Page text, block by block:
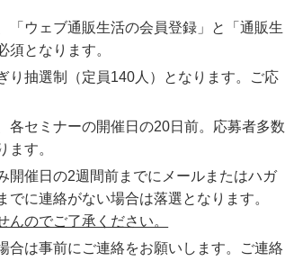
「ウェブ通販生活の会員登録」と「通販生
須となります。
り抽選制（定員140人）となります。ご応
各セミナーの開催日の20日前。応募者多数
ます。
開催日の2週間前までにメールまたはハガ
に連絡がない場合は落選となります。
のでご了承ください。
合は事前にご連絡をお願いします。ご連絡